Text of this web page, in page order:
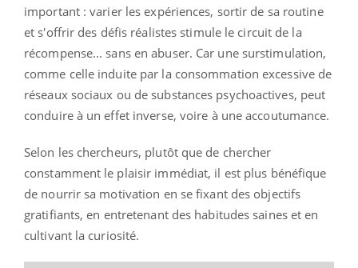
important : varier les expériences, sortir de sa routine
et s'offrir des défis réalistes stimule le circuit de la
récompense... sans en abuser. Car une surstimulation,
comme celle induite par la consommation excessive de
réseaux sociaux ou de substances psychoactives, peut
conduire à un effet inverse, voire à une accoutumance.
Selon les chercheurs, plutôt que de chercher
constamment le plaisir immédiat, il est plus bénéfique
de nourrir sa motivation en se fixant des objectifs
gratifiants, en entretenant des habitudes saines et en
cultivant la curiosité.